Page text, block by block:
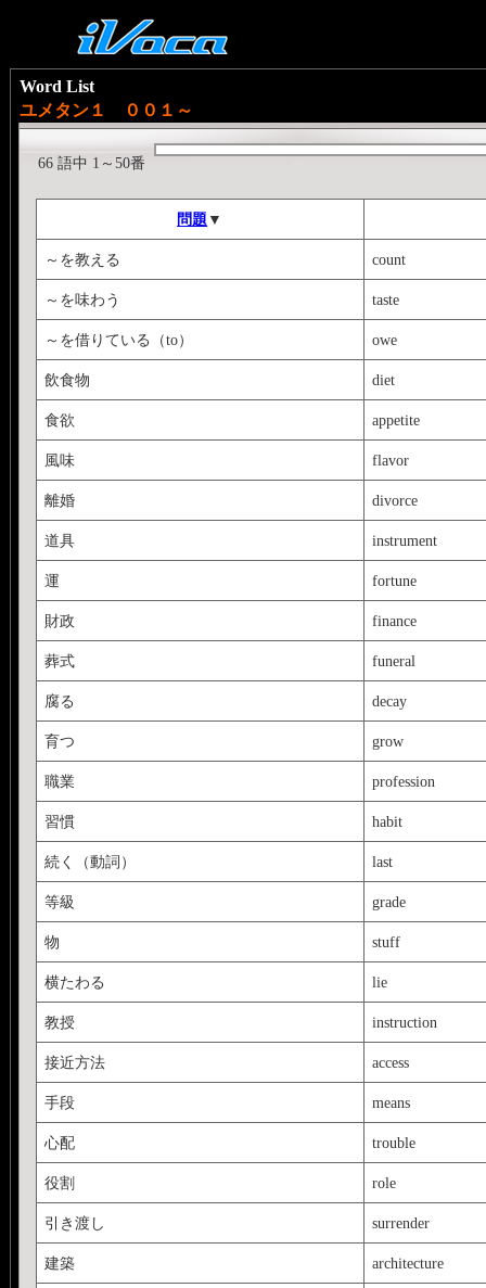
Word List
ユメタン１ ００１～
66 語中 1～50番
問題 ▼
～を教える count
～を味わう taste
～を借りている（to） owe
飲食物 diet
食欲 appetite
風味 flavor
離婚 divorce
道具 instrument
運 fortune
財政 finance
葬式 funeral
腐る decay
育つ grow
職業 profession
習慣 habit
続く（動詞） last
等級 grade
物 stuff
横たわる lie
教授 instruction
接近方法 access
手段 means
心配 trouble
役割 role
引き渡し surrender
建築 architecture